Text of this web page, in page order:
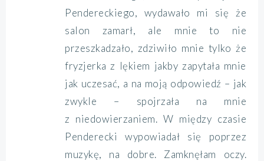
Pendereckiego, wydawało mi się że
salon zamarł, ale mnie to nie
przeszkadzało, zdziwiło mnie tylko że
fryzjerka z lękiem jakby zapytała mnie
jak uczesać, a na moją odpowiedź – jak
zwykle – spojrzała na mnie
z niedowierzaniem. W między czasie
Penderecki wypowiadał się poprzez
muzykę, na dobre. Zamknęłam oczy.